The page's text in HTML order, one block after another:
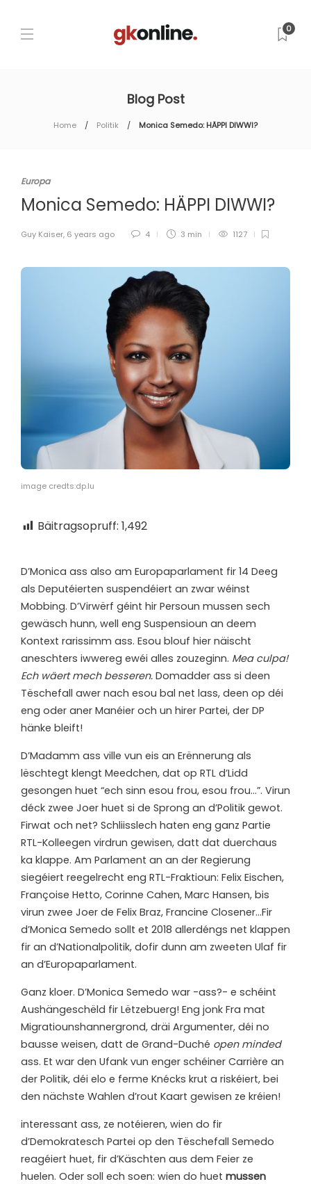
0
Blog Post
Home Politik Monica Semedo: HÄPPI DIWWI?
Europa
Monica Semedo: HÄPPI DIWWI?
Guy Kaiser, 6 years ago 4 3 min 1127
image credts:dp.lu
Bäitragsopruff: 1,492
D’Monica ass also am Europaparlament fir 14 Deeg
als Deputéierten suspendéiert an zwar wéinst
Mobbing. D’Virwërf géint hir Persoun mussen sech
gewäsch hunn, well eng Suspensioun an deem
Kontext rarissimm ass. Esou blouf hier näischt
aneschters iwwereg ewéi alles zouzeginn. Mea culpa!
Ech wäert mech besseren. Domadder ass si deen
Tëschefall awer nach esou bal net lass, deen op déi
eng oder aner Manéier och un hirer Partei, der DP
hänke bleift!
D’Madamm ass ville vun eis an Erënnerung als
lëschtegt klengt Meedchen, dat op RTL d’Lidd
gesongen huet “ech sinn esou frou, esou frou…”. Virun
déck zwee Joer huet si de Sprong an d’Politik gewot.
Firwat och net? Schliisslech haten eng ganz Partie
RTL-Kolleegen virdrun gewisen, datt dat duerchaus
ka klappe. Am Parlament an an der Regierung
siegéiert reegelrecht eng RTL-Fraktioun: Felix Eischen,
Françoise Hetto, Corinne Cahen, Marc Hansen, bis
virun zwee Joer de Felix Braz, Francine Closener…Fir
d’Monica Semedo sollt et 2018 allerdéngs net klappen
fir an d’Nationalpolitik, dofir dunn am zweeten Ulaf fir
an d’Europaparlament.
Ganz kloer. D’Monica Semedo war -ass?- e schéint
Aushängeschëld fir Lëtzebuerg! Eng jonk Fra mat
Migratiounshannergrond, dräi Argumenter, déi no
bausse weisen, datt de Grand-Duché open minded
ass. Et war den Ufank vun enger schéiner Carrière an
der Politik, déi elo e ferme Knécks krut a riskéiert, bei
den nächste Wahlen d’rout Kaart gewisen ze kréien!
interessant ass, ze notéieren, wien do fir
d’Demokratesch Partei op den Tëschefall Semedo
reagéiert huet, fir d’Käschten aus dem Feier ze
huelen. Oder soll ech soen: wien do huet mussen